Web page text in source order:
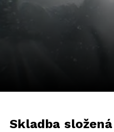
Skladba